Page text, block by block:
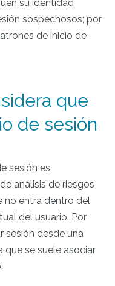
su identidad
sospechosos; por
de inicio de
que
de sesión
sesión es
análisis de riesgos
no entra dentro del
del usuario. Por
sesión desde una
que se suele asociar